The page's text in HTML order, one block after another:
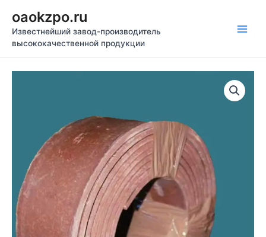
содержимому
oaokzpo.ru
Известнейший завод-производитель
высококачественной продукции